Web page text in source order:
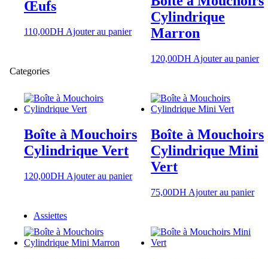
Œufs
110,00DH Ajouter au panier
Cylindrique
Marron
120,00DH Ajouter au panier
Boîte à Mouchoirs
Cylindrique Vert
120,00DH Ajouter au panier
Boîte à Mouchoirs
Cylindrique Mini
Vert
75,00DH Ajouter au panier
Categories
Assiettes